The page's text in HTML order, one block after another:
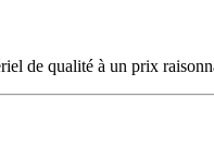
de qualité à un prix